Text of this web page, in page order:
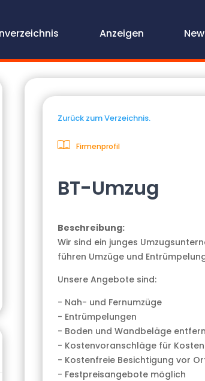
Anzeigen
Zurück zum Verzeichnis.
Firmenprofil
BT-Umzug
Beschreibung:
Wir sind ein junges
führen Umzüge und
Unsere Angebote sind:
- Nah- und Fernumzüge
- Entrümpelungen
- Boden und Wandbeläge
- Kostenvoranschläge für
- Kostenfreie Besichtigung vor
- Festpreisangebote möglich